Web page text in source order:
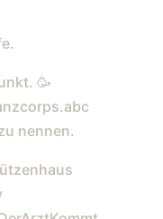
HABEN 
J
A
W
➡️ S
🥳
nennen.